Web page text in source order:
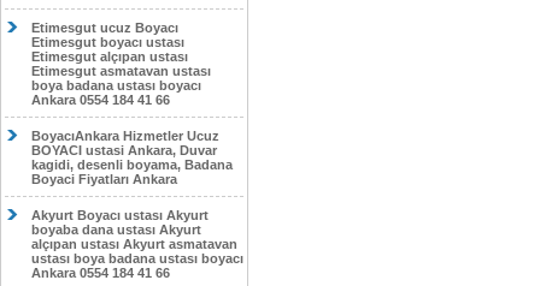
Etimesgut ucuz Boyacı
Etimesgut boyacı ustası
Etimesgut alçıpan ustası
Etimesgut asmatavan ustası
boya badana ustası boyacı
Ankara 0554 184 41 66
BoyacıAnkara Hizmetler Ucuz
BOYACI ustasi Ankara, Duvar
kagidi, desenli boyama, Badana
Boyaci Fiyatları Ankara
Akyurt Boyacı ustası Akyurt
boyaba dana ustası Akyurt
alçıpan ustası Akyurt asmatavan
ustası boya badana ustası boyacı
Ankara 0554 184 41 66